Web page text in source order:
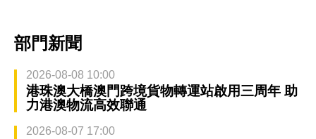
部門新聞
2026-08-08 10:00
港珠澳大橋澳門跨境貨物轉運站啟用三周年 助
力港澳物流高效聯通
2026-08-07 17:00